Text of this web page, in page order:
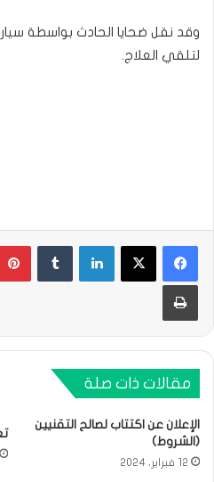
وقد نقل ضحايا الحادث بواسطة
لتلقي العلاج.
لينكدإن
طباعة
مقالات ذات صلة
الإعلان عن اكتتاب لصالح التقنيين
(الشروط)
12 فبراير، 2024